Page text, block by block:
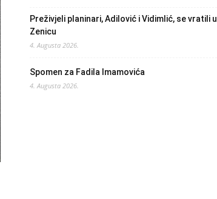
Preživjeli planinari, Adilović i Vidimlić, se vratili u
Zenicu
4. Augusta 2026.
Spomen za Fadila Imamovića
4. Augusta 2026.